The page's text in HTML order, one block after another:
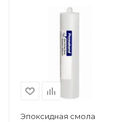
Эпоксидная смола